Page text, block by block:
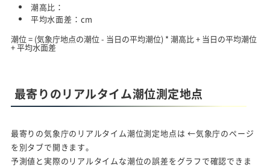
潮高比：
平均水面差： cm
潮位 = (気象庁地点の潮位 - 当日の平均潮位) * 潮高比 + 当日の平均潮位
+ 平均水面差
最寄りのリアルタイム潮位測定地点
最寄りの気象庁のリアルタイム潮位測定地点は ←気象庁のページ
を別タブで開きます。
予測値と実際のリアルタイムな潮位の誤差をグラフで確認できま